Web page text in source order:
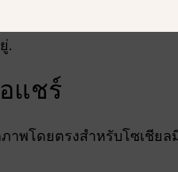
ากจำเป็น คุณสามารถปรั
.
แชร์
โดยตรงสำหรับโซเชียลมี